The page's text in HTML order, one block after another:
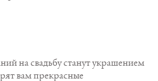
на свадьбу станут украшением
вам прекрасные